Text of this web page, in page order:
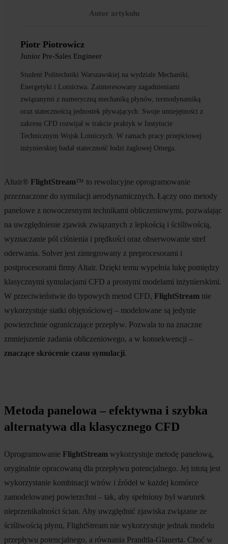
Autor artykułu
Piotr Piotrowicz
Junior Pre-Sales Engineer
Student Politechniki Warszawskiej na wydziale Mechaniki,
Energetyki i Lotnictwa. Zainteresowany zagadnieniami
związanymi z numeryczną mechaniką płynów, termodynamiką
oraz statecznością jednostek pływających. Swoje umiejętności z
zakresu CFD rozwijał w trakcie praktyk w Instytucie
Technicznym Wojsk Lotniczych. W ramach pracy przejściowej
inżynierskiej badał stateczność łodzi żaglowej Omega.
Altair® FlightStream™ to rewolucyjne oprogramowanie
przeznaczone do symulacji aerodynamicznych. Łączy ono metody
panelowe z nowoczesnymi technikami obliczeniowymi, pozwalając
na uwzględnienie zjawisk związanych z lepkością i ściśliwością,
wyznaczanie pól ciśnienia i prędkości oraz obserwowanie stref
oderwania. Solver jest zintegrowany z preprocesorami i
postprocesorami firmy Altair. Dzięki temu wypełnia lukę pomiędzy
klasycznymi symulacjami CFD a prostymi modelami inżynierskimi.
W przeciwieństwie do typowych metod CFD, FlightStream nie
wykorzystuje siatki objętościowej – modelowane są jedynie
powierzchnie ograniczające przepływ. Pozwala to na znaczne
zmniejszenie zadania obliczeniowego, a w konsekwencji –
znaczące skrócenie czasu symulacji.
Metoda panelowa – efektywna i szybka
alternatywa dla klasycznego CFD
Oprogramowanie FlightStream wykorzystuje metodę panelową,
oryginalnie opracowaną dla przepływu potencjalnego. Jej istotą jest
wykorzystanie kombinacji wirów i źródeł w każdej komórce
zamodelowanej powierzchni – tak, aby spełniony był warunek
nieprzenikalności ścian. Aby uwzględnić zjawiska związane ze
ściśliwością płynu, FlightStream nie wykorzystuje jednak modelu
przepływu potencjalnego, a równania Prandtla-Glauerta. Choć w